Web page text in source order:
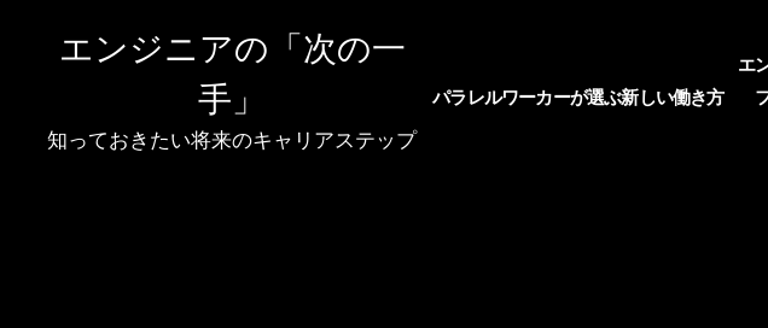
エンジニアの「次の一
手」
知っておきたい将来のキャリアステップ
エ
パラレルワーカーが選ぶ新しい働き方